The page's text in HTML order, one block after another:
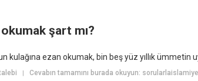
şart mı?
kulağına ezan okumak, bin beş yüz yıllık ümmetin
Cevabın tamamını burada okuyun: